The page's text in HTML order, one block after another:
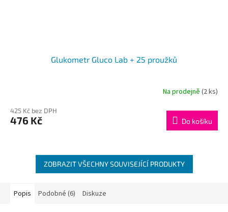
Glukometr Gluco Lab + 25 proužků
Na prodejně (2 ks)
425 Kč bez DPH
476 Kč Do košíku
ZOBRAZIT VŠECHNY SOUVISEJÍCÍ PRODUKTY
Popis Podobné (6) Diskuze